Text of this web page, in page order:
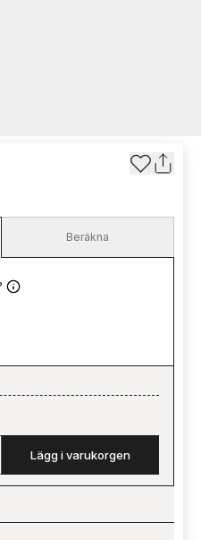
Beräkna
Lägg i varukorgen